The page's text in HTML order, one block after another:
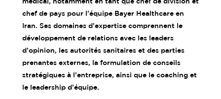
chef de pays pour l’équipe Bayer Healthcare en
Iran. Ses domaines d’expertise comprennent le
développement de relations avec les leaders
d’opinion, les autorités sanitaires et des parties
prenantes externes, la formulation de conseils
stratégiques à l’entreprise, ainsi que le coaching et
le leadership d’équipe.